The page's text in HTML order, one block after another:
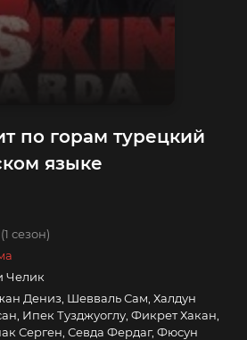
по горам турецкий
языке
(1 сезон)
Челик
Дениз, Шевваль Сам, Халдун
Ипек Тузджуоглу, Фикрет Хакан,
Серген, Севда Фердаг, Фюсун